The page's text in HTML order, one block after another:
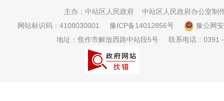
主办：中站区人民政府
中站区人民政府办公室制
网站标识码：4108030001
豫ICP备14012856号
豫公网
地址：焦作市解放西路中站段5号
联系电话：0391